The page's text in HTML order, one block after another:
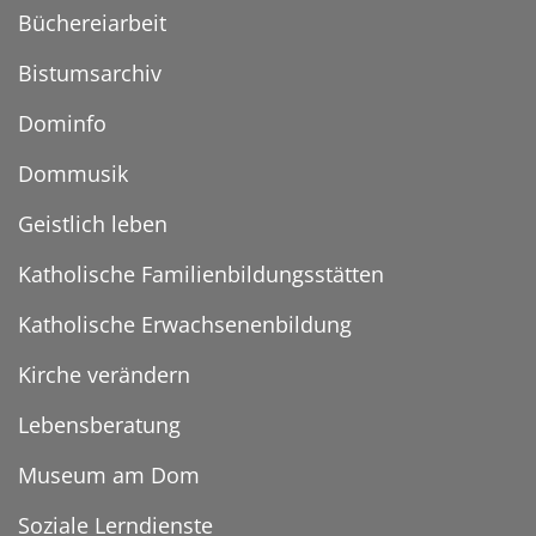
Büchereiarbeit
Bistumsarchiv
Dominfo
Dommusik
Geistlich leben
Katholische Familienbildungsstätten
Katholische Erwachsenenbildung
Kirche verändern
Lebensberatung
Museum am Dom
Soziale Lerndienste